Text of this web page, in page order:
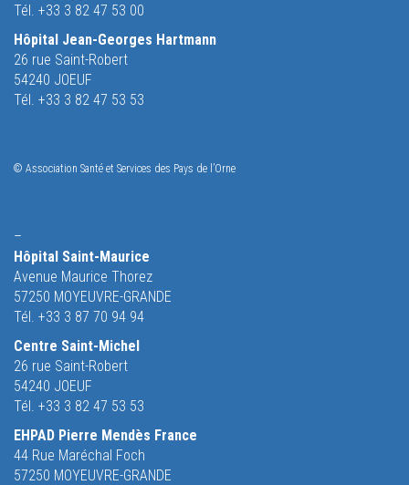
Tél. +33 3 82 47 53 00
Hôpital Jean-Georges Hartmann
26 rue Saint-Robert
54240 JOEUF
Tél. +33 3 82 47 53 53
© Association Santé et Services des Pays de l’Orne
–
Hôpital Saint-Maurice
Avenue Maurice Thorez
57250 MOYEUVRE-GRANDE
Tél. +33 3 87 70 94 94
Centre Saint-Michel
26 rue Saint-Robert
54240 JOEUF
Tél. +33 3 82 47 53 53
EHPAD Pierre Mendès France
44 Rue Maréchal Foch
57250 MOYEUVRE-GRANDE